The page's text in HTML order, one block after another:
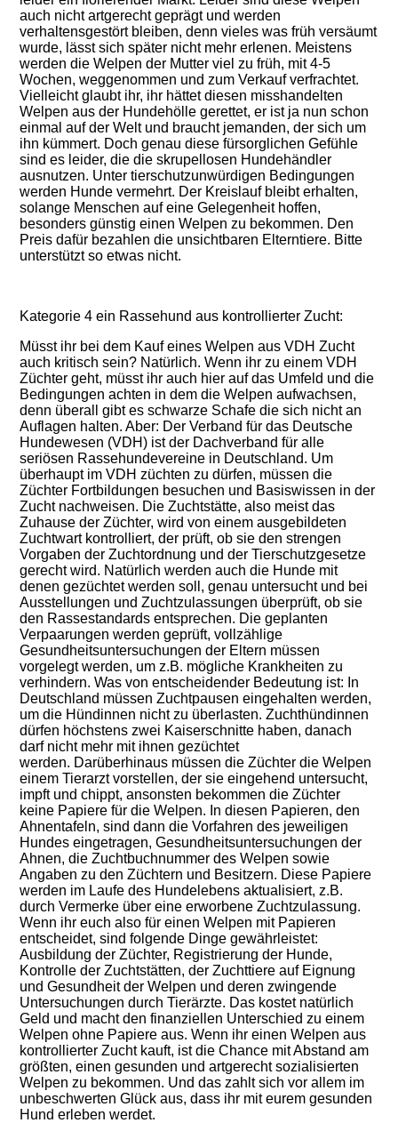
auch nicht artgerecht geprägt und werden
verhaltensgestört bleiben, denn vieles was früh versäumt
wurde, lässt sich später nicht mehr erlenen. Meistens
werden die Welpen der Mutter viel zu früh, mit 4-5
Wochen, weggenommen und zum Verkauf verfrachtet.
Vielleicht glaubt ihr, ihr hättet diesen misshandelten
Welpen aus der Hundehölle gerettet, er ist ja nun schon
einmal auf der Welt und braucht jemanden, der sich um
ihn kümmert. Doch genau diese fürsorglichen Gefühle
sind es leider, die die skrupellosen Hundehändler
ausnutzen. Unter tierschutzunwürdigen Bedingungen
werden Hunde vermehrt. Der Kreislauf bleibt erhalten,
solange Menschen auf eine Gelegenheit hoffen,
besonders günstig einen Welpen zu bekommen. Den
Preis dafür bezahlen die unsichtbaren Elterntiere. Bitte
unterstützt so etwas nicht.
Kategorie 4 ein Rassehund aus kontrollierter Zucht:
Müsst ihr bei dem Kauf eines Welpen aus VDH Zucht
auch kritisch sein? Natürlich. Wenn ihr zu einem VDH
Züchter geht, müsst ihr auch hier auf das Umfeld und die
Bedingungen achten in dem die Welpen aufwachsen,
denn überall gibt es schwarze Schafe die sich nicht an
Auflagen halten. Aber: Der Verband für das Deutsche
Hundewesen (VDH) ist der Dachverband für alle
seriösen Rassehundevereine in Deutschland. Um
überhaupt im VDH züchten zu dürfen, müssen die
Züchter Fortbildungen besuchen und Basiswissen in der
Zucht nachweisen. Die Zuchtstätte, also meist das
Zuhause der Züchter, wird von einem ausgebildeten
Zuchtwart kontrolliert, der prüft, ob sie den strengen
Vorgaben der Zuchtordnung und der Tierschutzgesetze
gerecht wird. Natürlich werden auch die Hunde mit
denen gezüchtet werden soll, genau untersucht und bei
Ausstellungen und Zuchtzulassungen überprüft, ob sie
den Rassestandards entsprechen. Die geplanten
Verpaarungen werden geprüft, vollzählige
Gesundheitsuntersuchungen der Eltern müssen
vorgelegt werden, um z.B. mögliche Krankheiten zu
verhindern. Was von entscheidender Bedeutung ist: In
Deutschland müssen Zuchtpausen eingehalten werden,
um die Hündinnen nicht zu überlasten. Zuchthündinnen
dürfen höchstens zwei Kaiserschnitte haben, danach
darf nicht mehr mit ihnen gezüchtet
werden. Darüberhinaus müssen die Züchter die Welpen
einem Tierarzt vorstellen, der sie eingehend untersucht,
impft und chippt, ansonsten bekommen die Züchter
keine Papiere für die Welpen. In diesen Papieren, den
Ahnentafeln, sind dann die Vorfahren des jeweiligen
Hundes eingetragen, Gesundheitsuntersuchungen der
Ahnen, die Zuchtbuchnummer des Welpen sowie
Angaben zu den Züchtern und Besitzern. Diese Papiere
werden im Laufe des Hundelebens aktualisiert, z.B.
durch Vermerke über eine erworbene Zuchtzulassung.
Wenn ihr euch also für einen Welpen mit Papieren
entscheidet, sind folgende Dinge gewährleistet:
Ausbildung der Züchter, Registrierung der Hunde,
Kontrolle der Zuchtstätten, der Zuchttiere auf Eignung
und Gesundheit der Welpen und deren zwingende
Untersuchungen durch Tierärzte. Das kostet natürlich
Geld und macht den finanziellen Unterschied zu einem
Welpen ohne Papiere aus. Wenn ihr einen Welpen aus
kontrollierter Zucht kauft, ist die Chance mit Abstand am
größten, einen gesunden und artgerecht sozialisierten
Welpen zu bekommen. Und das zahlt sich vor allem im
unbeschwerten Glück aus, dass ihr mit eurem gesunden
Hund erleben werdet.